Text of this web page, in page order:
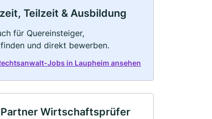
Teilzeit & Ausbildung
für Quereinsteiger,
und direkt bewerben.
Jobs in Laupheim ansehen
Partner Wirtschaftsprüfer